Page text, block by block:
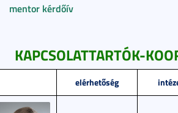
mentor kérdőív
KAPCSOLATTARTÓK-
elérhetőség